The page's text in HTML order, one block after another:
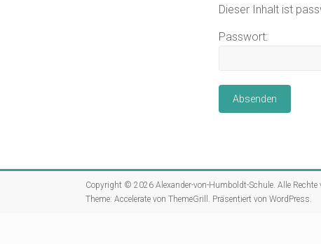
Dieser Inhalt ist
Passwort:
Copyright © 2026 Alexander-von-Humboldt-Schule. Alle Rechte
Theme: Accelerate von ThemeGrill. Präsentiert von WordPress.